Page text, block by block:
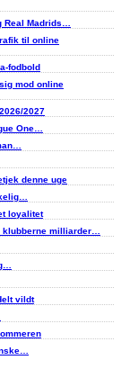
Madrids…
til online
fodbold
mod online
2027
One…
denne uge
loyalitet
milliarder…
vildt